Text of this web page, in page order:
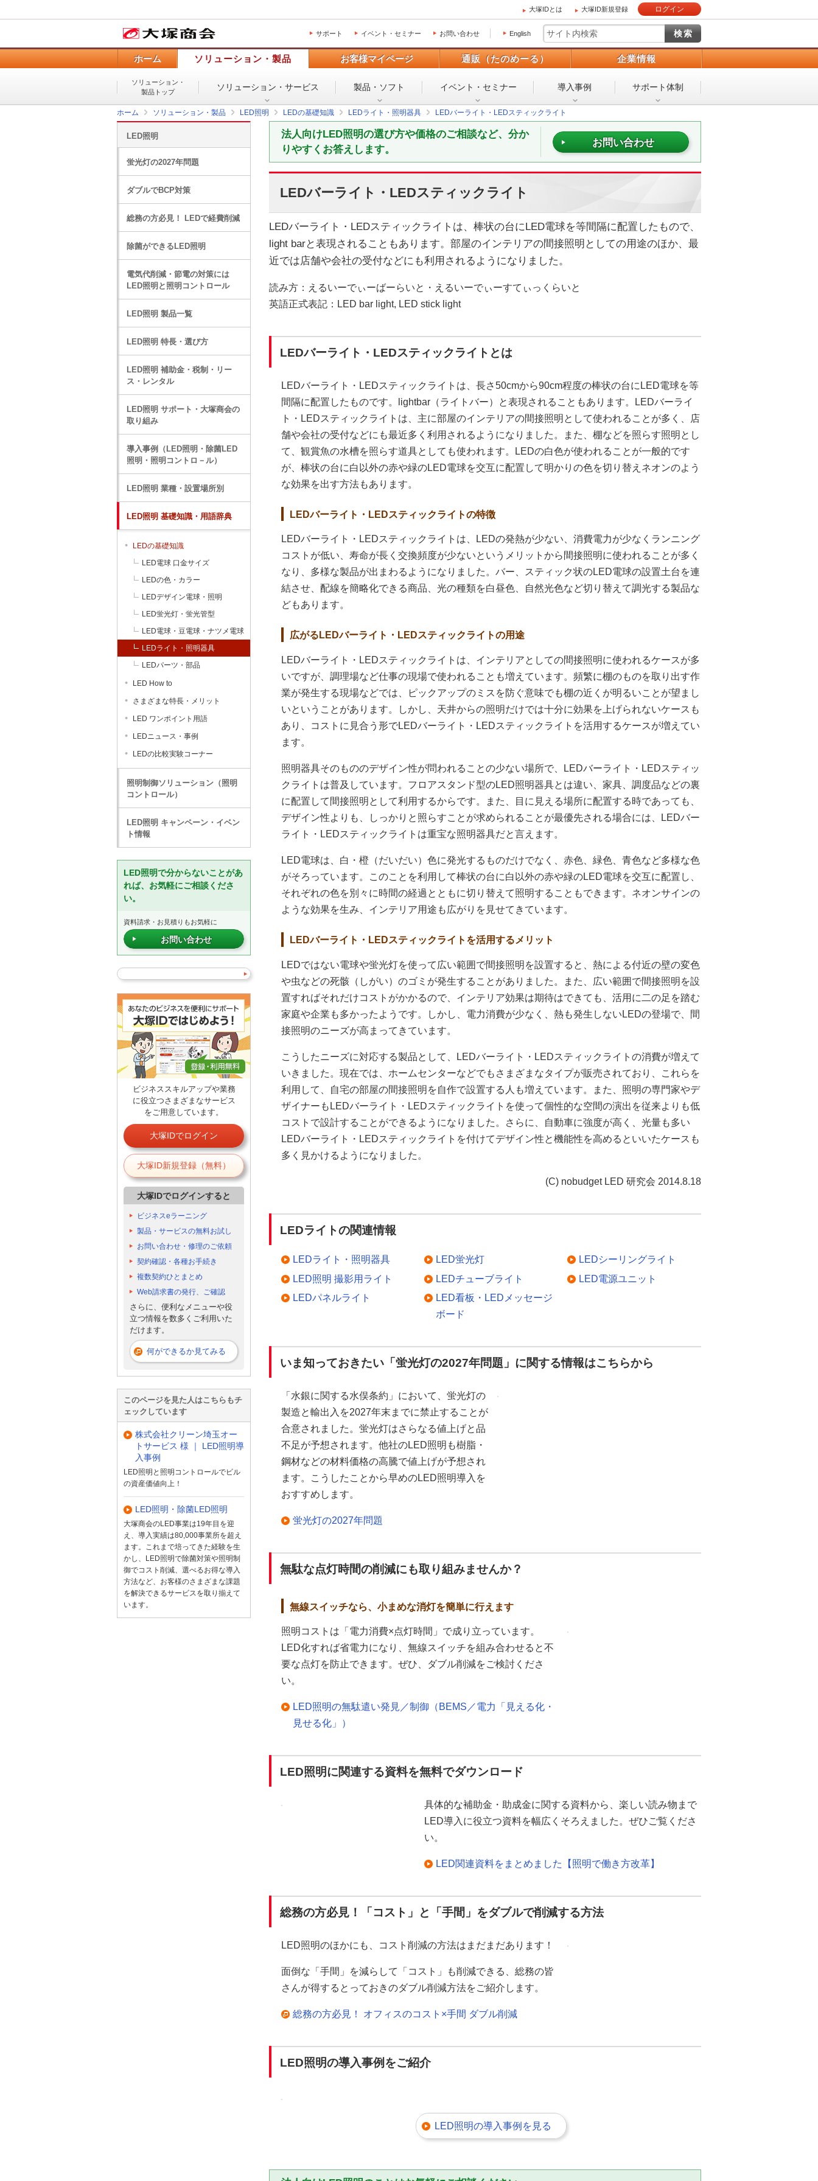
大塚IDとは 大塚ID新規登録 ログイン
サポート イベント・セミナー お問い合わせ English
ホーム ソリューション・製品 お客様マイページ 通販（たのめーる） 企業情報
ソリューション・
製品トップ
ソリューション・ サービス 製品・ソフト イベント・ セミナー 導入事例 サポート体制
ホーム ソリューション・製品 LED照明 LEDの基礎知識 LEDライト・照明器具 LEDバーライト・LEDスティックライト
法人向けLED照明の選び方や価格のご相談など、分か
りやすくお答えします。
お問い合わせ
LEDバーライト・LEDスティックライト
LEDバーライト・LEDスティックライトは、棒状の台にLED電球を等間隔に配置したもので、
light barと表現されることもあります。部屋のインテリアの間接照明としての用途のほか、最
近では店舗や会社の受付などにも利用されるようになりました。
読み方：えるいーでぃーばーらいと・えるいーでぃーすてぃっくらいと
英語正式表記：LED bar light, LED stick light
LEDバーライト・LEDスティックライトとは
LEDバーライト・LEDスティックライトは、長さ50cmから90cm程度の棒状の台にLED電球を等
間隔に配置したものです。lightbar（ライトバー）と表現されることもあります。LEDバーライ
ト・LEDスティックライトは、主に部屋のインテリアの間接照明として使われることが多く、店
舗や会社の受付などにも最近多く利用されるようになりました。また、棚などを照らす照明とし
て、観賞魚の水槽を照らす道具としても使われます。LEDの白色が使われることが一般的です
が、棒状の台に白以外の赤や緑のLED電球を交互に配置して明かりの色を切り替えネオンのよう
な効果を出す方法もあります。
LEDバーライト・LEDスティックライトの特徴
LEDバーライト・LEDスティックライトは、LEDの発熱が少ない、消費電力が少なくランニング
コストが低い、寿命が長く交換頻度が少ないというメリットから間接照明に使われることが多く
なり、多様な製品が出まわるようになりました。バー、スティック状のLED電球の設置土台を連
結させ、配線を簡略化できる商品、光の種類を白昼色、自然光色など切り替えて調光する製品な
どもあります。
広がるLEDバーライト・LEDスティックライトの用途
LEDバーライト・LEDスティックライトは、インテリアとしての間接照明に使われるケースが多
いですが、調理場など仕事の現場で使われることも増えています。頻繁に棚のものを取り出す作
業が発生する現場などでは、ピックアップのミスを防ぐ意味でも棚の近くが明るいことが望まし
いということがあります。しかし、天井からの照明だけでは十分に効果を上げられないケースも
あり、コストに見合う形でLEDバーライト・LEDスティックライトを活用するケースが増えてい
ます。
照明器具そのもののデザイン性が問われることの少ない場所で、LEDバーライト・LEDスティッ
クライトは普及しています。フロアスタンド型のLED照明器具とは違い、家具、調度品などの裏
に配置して間接照明として利用するからです。また、目に見える場所に配置する時であっても、
デザイン性よりも、しっかりと照らすことが求められることが最優先される場合には、LEDバー
ライト・LEDスティックライトは重宝な照明器具だと言えます。
LED電球は、白・橙（だいだい）色に発光するものだけでなく、赤色、緑色、青色など多様な色
がそろっています。このことを利用して棒状の台に白以外の赤や緑のLED電球を交互に配置し、
それぞれの色を別々に時間の経過とともに切り替えて照明することもできます。ネオンサインの
ような効果を生み、インテリア用途も広がりを見せてきています。
LEDバーライト・LEDスティックライトを活用するメリット
LEDではない電球や蛍光灯を使って広い範囲で間接照明を設置すると、熱による付近の壁の変色
や虫などの死骸（しがい）のゴミが発生することがありました。また、広い範囲で間接照明を設
置すればそれだけコストがかかるので、インテリア効果は期待はできても、活用に二の足を踏む
家庭や企業も多かったようです。しかし、電力消費が少なく、熱も発生しないLEDの登場で、間
接照明のニーズが高まってきています。
こうしたニーズに対応する製品として、LEDバーライト・LEDスティックライトの消費が増えて
いきました。現在では、ホームセンターなどでもさまざまなタイプが販売されており、これらを
利用して、自宅の部屋の間接照明を自作で設置する人も増えています。また、照明の専門家やデ
ザイナーもLEDバーライト・LEDスティックライトを使って個性的な空間の演出を従来よりも低
コストで設計することができるようになりました。さらに、自動車に強度が高く、光量も多い
LEDバーライト・LEDスティックライトを付けてデザイン性と機能性を高めるといいたケースも
多く見かけるようになりました。
(C) nobudget LED 研究会 2014.8.18
LEDライトの関連情報
LEDライト・照明器具
LED照明 撮影用ライト
LEDパネルライト
LED蛍光灯
LEDチューブライト
LED看板・LEDメッセージ
ボード
LEDシーリングライト
LED電源ユニット
いま知っておきたい「蛍光灯の2027年問題」に関する情報はこちらから
「水銀に関する水俣条約」において、蛍光灯の
製造と輸出入を2027年末までに禁止することが
合意されました。蛍光灯はさらなる値上げと品
不足が予想されます。他社のLED照明も樹脂・
鋼材などの材料価格の高騰で値上げが予想され
ます。こうしたことから早めのLED照明導入を
おすすめします。
蛍光灯の2027年問題
無駄な点灯時間の削減にも取り組みませんか？
無線スイッチなら、小まめな消灯を簡単に行えます
照明コストは「電力消費×点灯時間」で成り立っています。
LED化すれば省電力になり、無線スイッチを組み合わせると不
要な点灯を防止できます。ぜひ、ダブル削減をご検討くださ
い。
LED照明の無駄遣い発見／制御（BEMS／電力「見える化・
見せる化」）
LED照明に関連する資料を無料でダウンロード
具体的な補助金・助成金に関する資料から、楽しい読み物まで
LED導入に役立つ資料を幅広くそろえました。ぜひご覧くださ
い。
LED関連資料をまとめました【照明で働き方改革】
総務の方必見！「コスト」と「手間」をダブルで削減する方法
LED照明のほかにも、コスト削減の方法はまだまだあります！
面倒な「手間」を減らして「コスト」も削減できる、総務の皆
さんが得するとっておきのダブル削減方法をご紹介します。
総務の方必見！ オフィスのコスト×手間 ダブル削減
LED照明の導入事例をご紹介
LED照明の導入事例を見る
LED照明
蛍光灯の2027年問題
ダブルでBCP対策
総務の方必見！ LEDで経費削減
除菌ができるLED照明
電気代削減・節電の対策には
LED照明と照明コントロール
LED照明 製品一覧
LED照明 特長・選び方
LED照明 補助金・税制・リー
ス・レンタル
LED照明 サポート・大塚商会の
取り組み
導入事例（LED照明・除菌LED
照明・照明コントロ－ル）
LED照明 業種・設置場所別
LED照明 基礎知識・用語辞典
LEDの基礎知識
LED電球 口金サイズ
LEDの色・カラー
LEDデザイン電球・照明
LED蛍光灯・蛍光管型
LED電球・豆電球・ナツメ電球
LEDライト・照明器具
LEDパーツ・部品
LED How to
さまざまな特長・メリット
LED ワンポイント用語
LEDニュース・事例
LEDの比較実験コーナー
照明制御ソリューション（照明
コントロール）
LED照明 キャンペーン・イベン
ト情報
LED照明で分からないことがあ
れば、お気軽にご相談くださ
い。
資料請求・お見積りもお気軽に
お問い合わせ
ビジネススキルアップや業務
に役立つさまざまなサービス
をご用意しています。
大塚IDでログイン
大塚ID新規登録（無料）
大塚IDでログインすると
ビジネスeラーニング
製品・サービスの無料お試し
お問い合わせ・修理のご依頼
契約確認・各種お手続き
複数契約ひとまとめ
Web請求書の発行、ご確認
さらに、便利なメニューや役
立つ情報を数多くご利用いた
だけます。
何ができるか見てみる
このページを見た人はこちらもチ
ェックしています
株式会社クリーン埼玉オー
トサービス 様 ｜ LED照明導
入事例
LED照明と照明コントロールでビル
の資産価値向上！
LED照明・除菌LED照明
大塚商会のLED事業は19年目を迎
え、導入実績は80,000事業所を超え
ます。これまで培ってきた経験を生
かし、LED照明で除菌対策や照明制
御でコスト削減、選べるお得な導入
方法など、お客様のさまざまな課題
を解決できるサービスを取り揃えて
います。